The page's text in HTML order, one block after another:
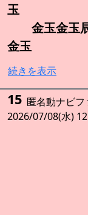
玉
金玉金玉辰
金玉
続きを表示
15 匿名動ナビフ
2026/07/08(水)
金
金シ
金玉
金玉金